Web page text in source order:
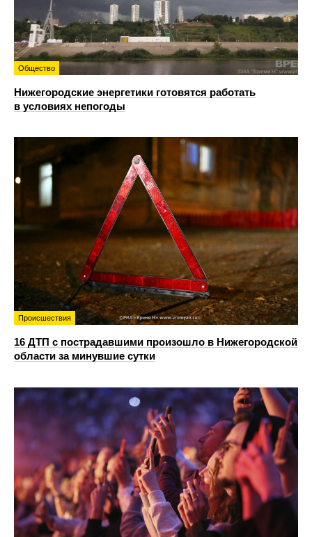
Общество
Нижегородские энергетики готовятся работать
в условиях непогоды
Происшествия
16 ДТП с пострадавшими произошло в Нижегородской
области за минувшие сутки